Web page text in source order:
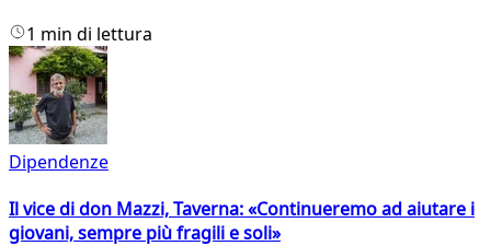
1 min di lettura
Dipendenze
Il vice di don Mazzi, Taverna: «Continueremo ad aiutare i
giovani, sempre più fragili e soli»